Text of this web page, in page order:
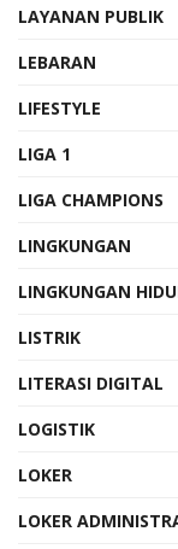
LAYANAN PUBLIK
LEBARAN
LIFESTYLE
LIGA 1
LIGA CHAMPIONS
LINGKUNGAN
LINGKUNGAN
LISTRIK
LITERASI DIGITAL
LOGISTIK
LOKER
LOKER